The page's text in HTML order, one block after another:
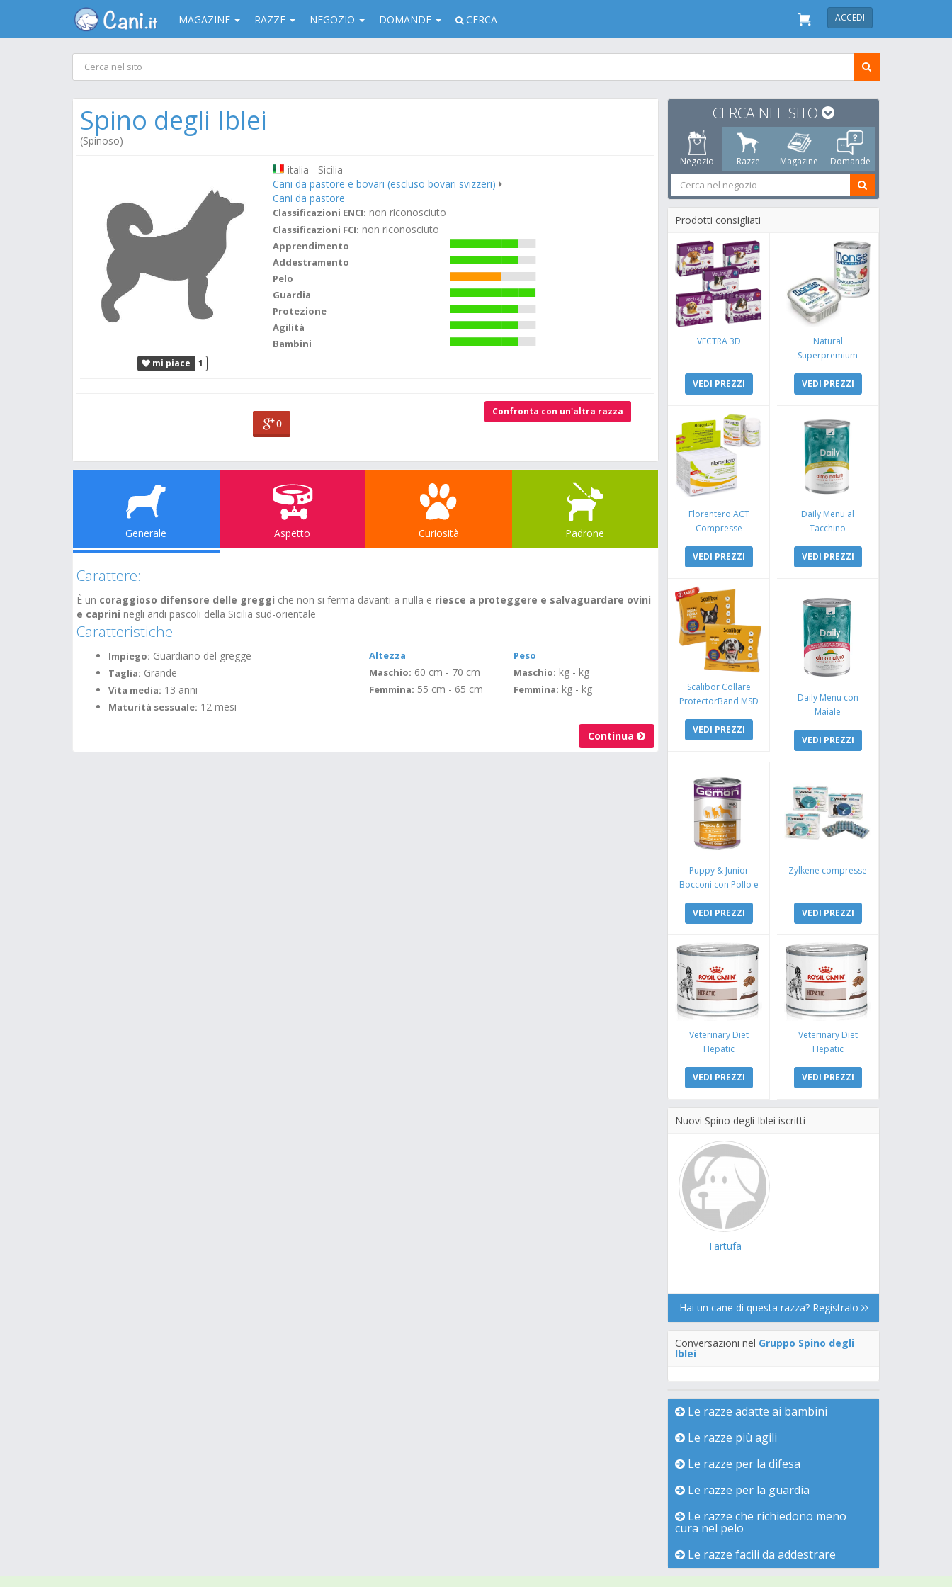
MAGAZINE RAZZE NEGOZIO DOMANDE CERCA ACCEDI
Spino degli Iblei
(Spinoso)
mi piace 1
italia - Sicilia
Cani da pastore e bovari (escluso bovari svizzeri)
Cani da pastore
Classificazioni ENCI: non riconosciuto
Classificazioni FCI: non riconosciuto
Apprendimento
Addestramento
Pelo
Guardia
Protezione
Agilità
Bambini
0
Confronta con un'altra razza
Generale Aspetto Curiosità Padrone
Carattere:
È un coraggioso difensore delle greggi che non si ferma davanti a nulla e riesce a proteggere e salvaguardare ovini
e caprini negli aridi pascoli della Sicilia sud-orientale
Caratteristiche
Impiego: Guardiano del gregge
Taglia: Grande
Vita media: 13 anni
Maturità sessuale: 12 mesi
Altezza
Maschio: 60 cm - 70 cm
Femmina: 55 cm - 65 cm
Peso
Maschio: kg - kg
Femmina: kg - kg
Continua
CERCA NEL SITO
Negozio Razze Magazine Domande
Prodotti consigliati
VECTRA 3D
VEDI PREZZI
Natural
Superpremium
Coniglio e Mela
VEDI PREZZI
Florentero ACT
Compresse
VEDI PREZZI
Daily Menu al
Tacchino
VEDI PREZZI
Scalibor Collare
ProtectorBand MSD
VEDI PREZZI
Daily Menu con
Maiale
VEDI PREZZI
Puppy & Junior
Bocconi con Pollo e
VEDI PREZZI
Zylkene compresse
VEDI PREZZI
Veterinary Diet
Hepatic
VEDI PREZZI
Veterinary Diet
Hepatic
VEDI PREZZI
Nuovi Spino degli Iblei iscritti
Tartufa
Hai un cane di questa razza? Registralo
Conversazioni nel Gruppo Spino degli
Iblei
Le razze adatte ai bambini
Le razze più agili
Le razze per la difesa
Le razze per la guardia
Le razze che richiedono meno
cura nel pelo
Le razze facili da addestrare